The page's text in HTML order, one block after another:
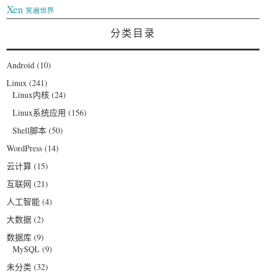
Xen 笑遍世界
分类目录
Android (10)
Linux (241)
Linux内核 (24)
Linux系统应用 (156)
Shell脚本 (50)
WordPress (14)
云计算 (15)
互联网 (21)
人工智能 (4)
大数据 (2)
数据库 (9)
MySQL (9)
未分类 (32)